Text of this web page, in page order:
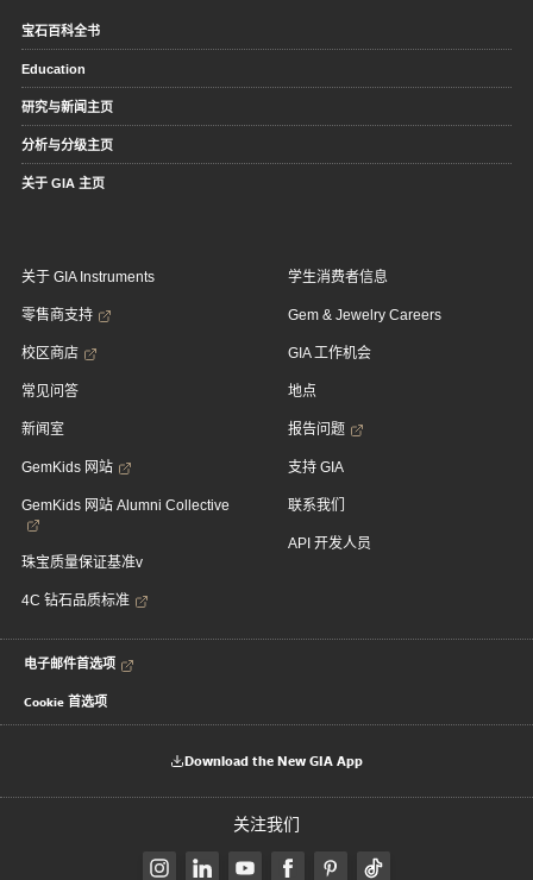
宝石百科全书
Education
研究与新闻主页
分析与分级主页
关于 GIA 主页
关于 GIA Instruments
零售商支持
校区商店
常见问答
新闻室
GemKids 网站
GemKids 网站 Alumni Collective
珠宝质量保证基准v
4C 钻石品质标准
学生消费者信息
Gem & Jewelry Careers
GIA 工作机会
地点
报告问题
支持 GIA
联系我们
API 开发人员
电子邮件首选项
Cookie 首选项
Download the New GIA App
关注我们